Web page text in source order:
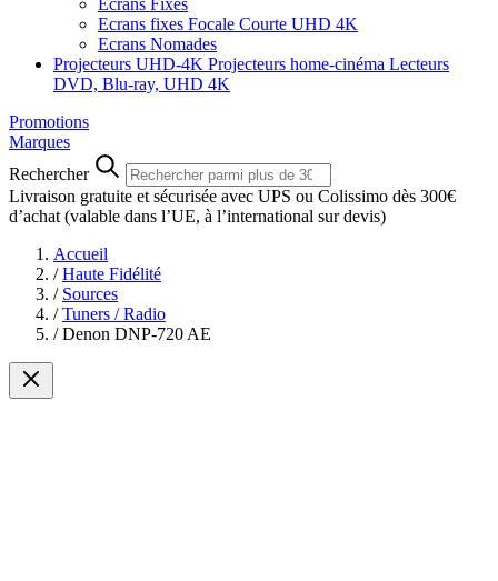
Ecrans Fixes
Ecrans fixes Focale Courte UHD 4K
Ecrans Nomades
Projecteurs UHD-4K Projecteurs home-cinéma Lecteurs
DVD, Blu-ray, UHD 4K
Promotions
Marques
Rechercher
Livraison gratuite et sécurisée avec UPS ou Colissimo dès 300€
d’achat (valable dans l’UE, à l’international sur devis)
Accueil
/ Haute Fidélité
/ Sources
/ Tuners / Radio
/ Denon DNP-720 AE